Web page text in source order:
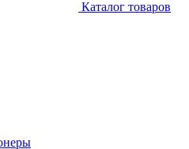
Каталог товаров